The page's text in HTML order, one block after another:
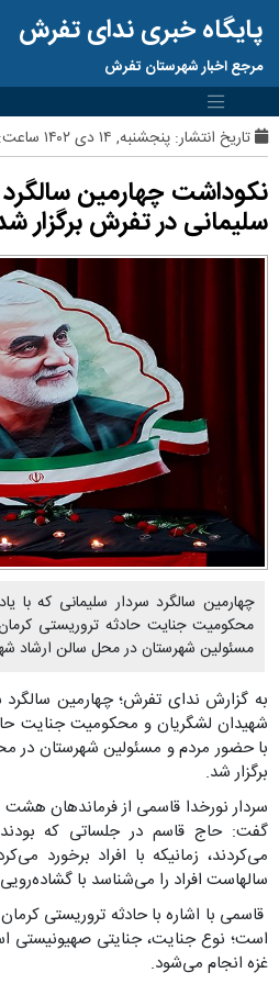
پایگاه خبری ندای تفرش
مرجع اخبار شهرستان تفرش
تاریخ انتشار: پنجشنبه, ۱۴ دی ۱۴۰۲ ساعت:19:45
نکوداشت چهارمین
سلیمانی در تفرش برگزار
چهارمین سالگرد سردار سلیمانی که با
محکومیت جنایت حادثه تروریستی
مسئولین شهرستان در محل سالن ارشاد
به گزارش ندای تفرش؛ چهارمین سالگرد
شهیدان لشگریان و محکومیت جنایت
با حضور مردم و مسئولین شهرستان در
برگزار شد.
سردار نورخدا قاسمی از فرماندهان
گفت: حاج قاسم در جلساتی که
می‌کردند، زمانیکه با افراد برخورد
سالهاست افراد را می‌شناسد با
قاسمی با اشاره با حادثه تروریستی
است؛ نوع جنایت، جنایتی صهیونیستی
غزه انجام می‌شود.